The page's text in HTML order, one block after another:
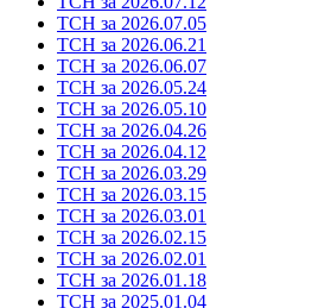
ТСН за 2026.07.05
ТСН за 2026.06.21
ТСН за 2026.06.07
ТСН за 2026.05.24
ТСН за 2026.05.10
ТСН за 2026.04.26
ТСН за 2026.04.12
ТСН за 2026.03.29
ТСН за 2026.03.15
ТСН за 2026.03.01
ТСН за 2026.02.15
ТСН за 2026.02.01
ТСН за 2026.01.18
ТСН за 2025.01.04